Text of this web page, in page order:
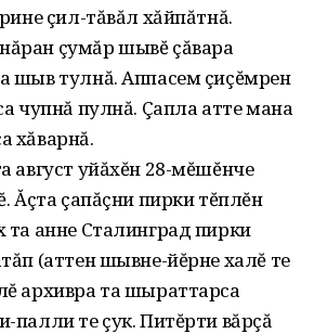
çил-тăвăл хăйпăтнă.
çумăр шывĕ çăвара
шыв тулнă. Аппасем çиçĕмрен
чупнă пулнă. Çапла атте мана
хăварнă.
август уйăхĕн 28-мĕшĕнче
Ăçта çапăçни пирки тĕплĕн
та анне Сталинград пирки
(аттен шывне-йĕрне халĕ те
архивра та шыраттарса
палли те çук. Питĕрти вăрçă